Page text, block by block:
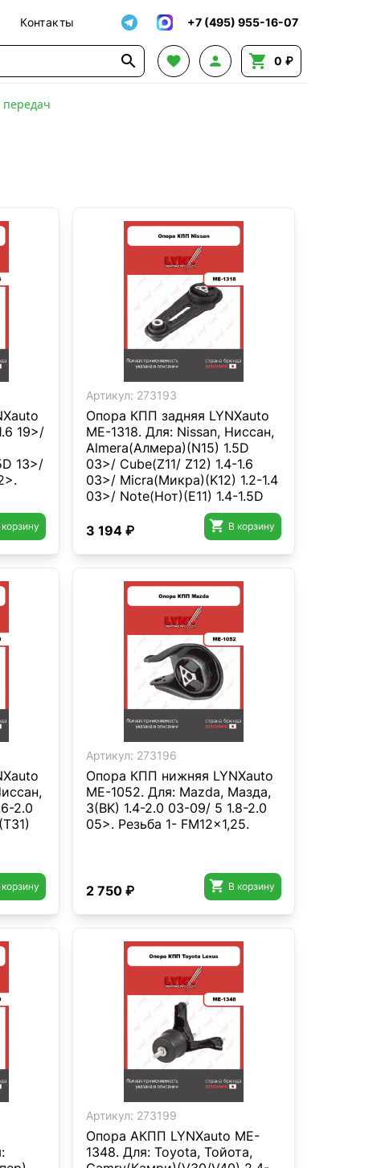
Контакты +7 (495) 955-16-07
    0 ₽
передач
19>/
13>/
Артикул: 273193
Опора КПП задняя LYNXauto
ME-1318. Для: Nissan, Ниссан,
Almera(Алмера)(N15) 1.5D
03>/ Cube(Z11/ Z12) 1.4-1.6
03>/ Micra(Микра)(K12) 1.2-1.4
03>/ Note(Нот)(E11) 1.4-1.5D
06>/ Tiida(Тиида) 1.5-1.8.
3 194 ₽
 В корзину
2.0
Артикул: 273196
Опора КПП нижняя LYNXauto
ME-1052. Для: Mazda, Мазда,
3(BK) 1.4-2.0 03-09/ 5 1.8-2.0
05>. Резьба 1- FM12x1,25.
2 750 ₽  В корзину
Артикул: 273199
Опора AКПП LYNXauto ME-
1348. Для: Toyota, Тойота,